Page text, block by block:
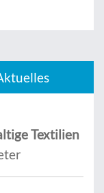
Textilien